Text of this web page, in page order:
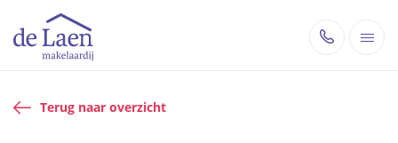
Terug naar overzicht